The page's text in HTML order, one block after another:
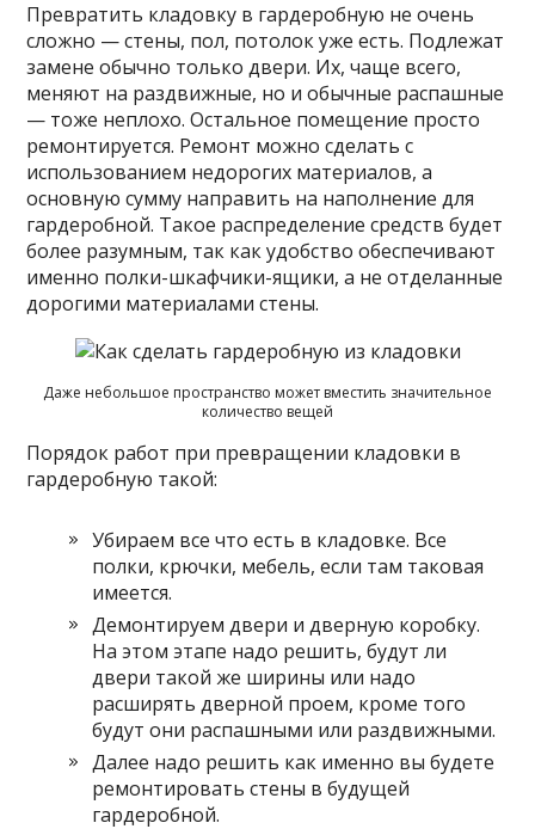
Превратить кладовку в гардеробную не очень
сложно — стены, пол, потолок уже есть. Подлежат
замене обычно только двери. Их, чаще всего,
меняют на раздвижные, но и обычные распашные
— тоже неплохо. Остальное помещение просто
ремонтируется. Ремонт можно сделать с
использованием недорогих материалов, а
основную сумму направить на наполнение для
гардеробной. Такое распределение средств будет
более разумным, так как удобство обеспечивают
именно полки-шкафчики-ящики, а не отделанные
дорогими материалами стены.
Даже небольшое пространство может вместить значительное
количество вещей
Порядок работ при превращении кладовки в
гардеробную такой:
Убираем все что есть в кладовке. Все
полки, крючки, мебель, если там таковая
имеется.
Демонтируем двери и дверную коробку.
На этом этапе надо решить, будут ли
двери такой же ширины или надо
расширять дверной проем, кроме того
будут они распашными или раздвижными.
Далее надо решить как именно вы будете
ремонтировать стены в будущей
гардеробной.